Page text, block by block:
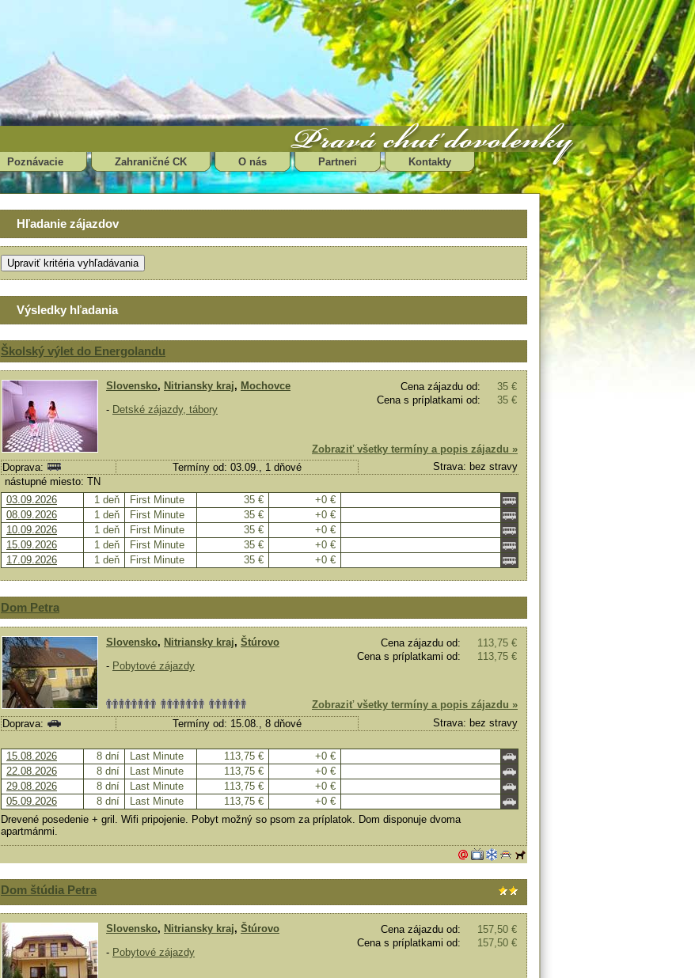
Poznávacie Zahraničné CK O nás Partneri Kontakty
Hľadanie zájazdov
Výsledky hľadania
Školský výlet do Energolandu
Cena zájazdu od:
35 €
Cena s príplatkami od:
35 €
Slovensko, Nitriansky kraj, Mochovce
- Detské zájazdy, tábory
Zobraziť všetky termíny a popis zájazdu »
Doprava:
Termíny od: 03.09., 1 dňové
Strava: bez stravy
nástupné miesto: TN
03.09.2026
1 deň First Minute 35 €
+0 €
08.09.2026
1 deň First Minute 35 €
+0 €
10.09.2026
1 deň First Minute 35 €
+0 €
15.09.2026
1 deň First Minute 35 €
+0 €
17.09.2026
1 deň First Minute 35 € +0 €
Dom Petra
Cena zájazdu od:
113,75 €
Cena s príplatkami od:
113,75 €
Slovensko, Nitriansky kraj, Štúrovo
- Pobytové zájazdy
Zobraziť všetky termíny a popis zájazdu »
Doprava:
Termíny od: 15.08., 8 dňové Strava: bez stravy
15.08.2026 8 dní Last Minute 113,75 €
+0 €
22.08.2026
8 dní Last Minute 113,75 €
+0 €
29.08.2026
8 dní Last Minute 113,75 €
+0 €
05.09.2026
8 dní Last Minute 113,75 €
+0 €
Drevené posedenie + gril. Wifi pripojenie. Pobyt možný so psom za príplatok. Dom disponuje dvoma
apartmánmi.
Dom štúdia Petra
Cena zájazdu od:
157,50 €
Cena s príplatkami od:
157,50 €
Slovensko, Nitriansky kraj, Štúrovo
- Pobytové zájazdy